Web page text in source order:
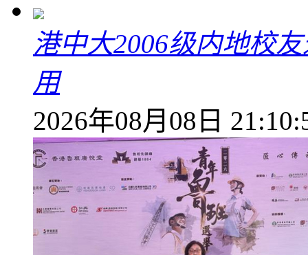
港中大2006级内地校
用
2026年08月08日